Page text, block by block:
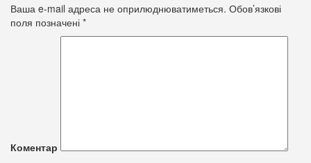
Ваша e-mail адреса не оприлюднюватиметься. Обов’язкові
поля позначені *
Коментар